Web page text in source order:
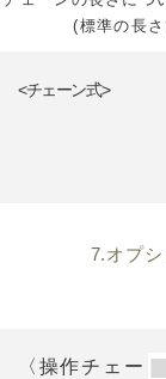
(標準の長
<チェーン式>
7.オプ
〈操作チェー